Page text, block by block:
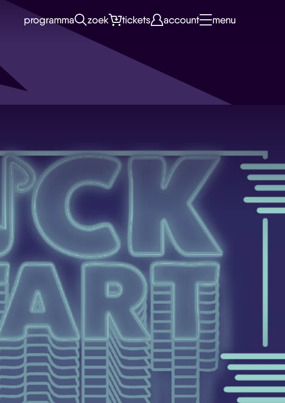
programma zoek tickets account menu